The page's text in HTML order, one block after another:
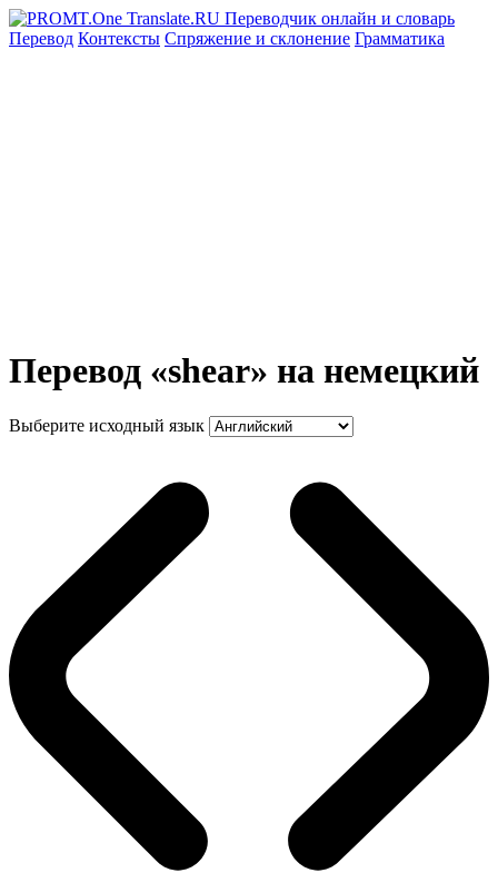
Перевод Контексты Спряжение и склонение Грамматика
Перевод «shear» на немецкий
Выберите исходный язык